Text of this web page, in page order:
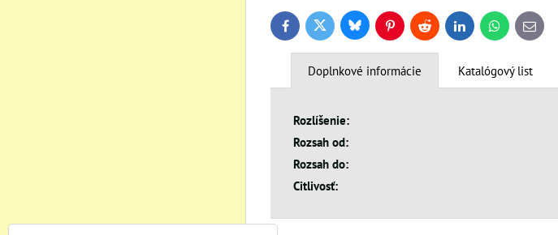
FacebookTwitter BlueskyPinterestReddit LinkedInWhatsApp
E-
mail
Doplnkové informácie Katalógový list
Rozlíšenie:
Rozsah od:
Rozsah do:
Citlivosť: